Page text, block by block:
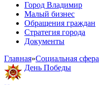
Город Владимир
Малый бизнес
Обращения граждан
Стратегия города
Документы
Главная»Социальная сфера
День Победы